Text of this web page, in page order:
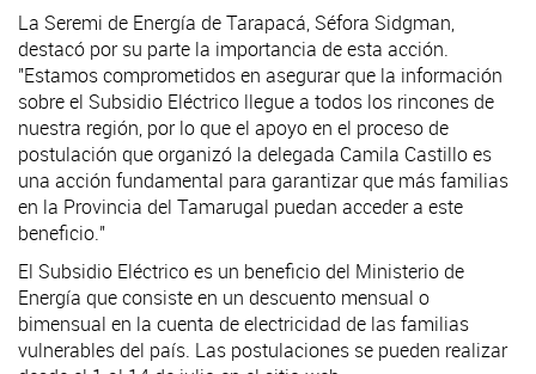
La Seremi de Energía de Tarapacá, Séfora Sidgman,
destacó por su parte la importancia de esta acción.
"Estamos comprometidos en asegurar que la información
sobre el Subsidio Eléctrico llegue a todos los rincones de
nuestra región, por lo que el apoyo en el proceso de
postulación que organizó la delegada Camila Castillo es
una acción fundamental para garantizar que más familias
en la Provincia del Tamarugal puedan acceder a este
beneficio."
El Subsidio Eléctrico es un beneficio del Ministerio de
Energía que consiste en un descuento mensual o
bimensual en la cuenta de electricidad de las familias
vulnerables del país. Las postulaciones se pueden realizar